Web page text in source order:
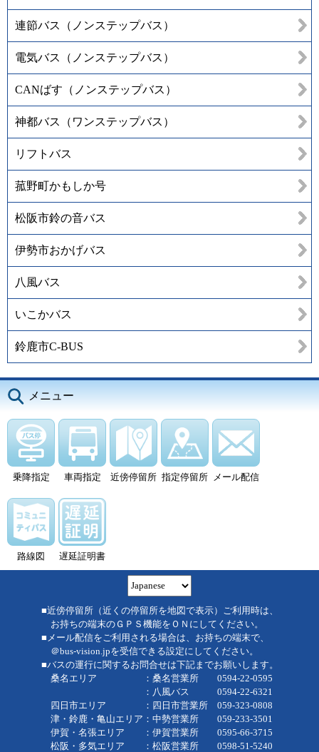
連節バス（ノンステップバス）
電気バス（ノンステップバス）
CANばす（ノンステップバス）
神都バス（ワンステップバス）
リフトバス
菰野町かもしか号
松阪市鈴の音バス
伊勢市おかげバス
八風バス
いこかバス
鈴鹿市C-BUS
メニュー
乗降指定 車両指定 近傍停留所 指定停留所 メール配信
路線図 遅延証明書
■近傍停留所（近くの停留所を地図で表示）ご利用時は、
お持ちの端末のＧＰＳ機能をＯＮにしてください。
■メール配信をご利用される場合は、お持ちの端末で、
＠bus-vision.jpを受信できる設定にしてください。
■バスの運行に関するお問合せは下記までお願いします。
桑名エリア ：桑名営業所 0594-22-0595
：八風バス 0594-22-6321
四日市エリア ：四日市営業所 059-323-0808
津・鈴鹿・亀山エリア：中勢営業所 059-233-3501
伊賀・名張エリア ：伊賀営業所 0595-66-3715
松阪・多気エリア ：松阪営業所 0598-51-5240